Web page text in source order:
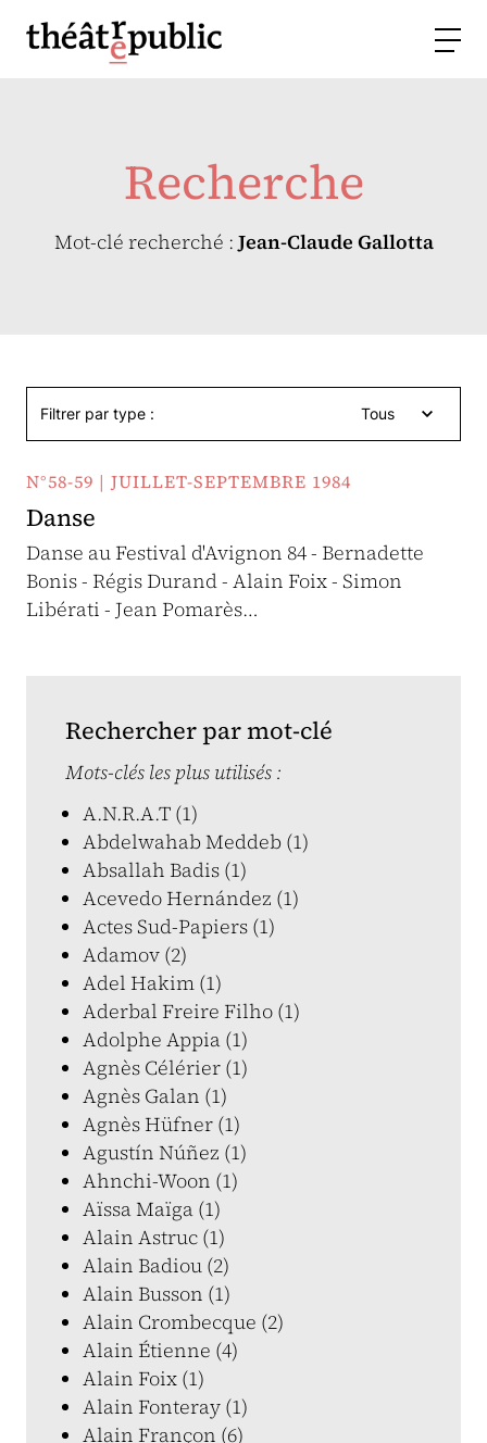
Recherche
Mot-clé recherché :Jean-Claude Gallotta
Filtrer par type : Tous
N°58-59 | JUILLET-SEPTEMBRE 1984
Danse
Danse au Festival d'Avignon 84 - Bernadette
Bonis - Régis Durand - Alain Foix - Simon
Libérati - Jean Pomarès…
Rechercher par mot-clé
Mots-clés les plus utilisés :
A.N.R.A.T (1)
Abdelwahab Meddeb (1)
Absallah Badis (1)
Acevedo Hernández (1)
Actes Sud-Papiers (1)
Adamov (2)
Adel Hakim (1)
Aderbal Freire Filho (1)
Adolphe Appia (1)
Agnès Célérier (1)
Agnès Galan (1)
Agnès Hüfner (1)
Agustín Núñez (1)
Ahnchi-Woon (1)
Aïssa Maïga (1)
Alain Astruc (1)
Alain Badiou (2)
Alain Busson (1)
Alain Crombecque (2)
Alain Étienne (4)
Alain Foix (1)
Alain Fonteray (1)
Alain Françon (6)